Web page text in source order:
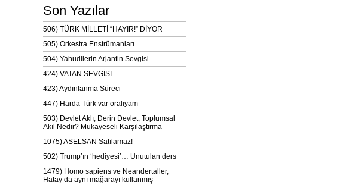
Son Yazılar
506) TÜRK MİLLETİ “HAYIR!” DİYOR
505) Orkestra Enstrümanları
504) Yahudilerin Arjantin Sevgisi
424) VATAN SEVGİSİ
423) Aydınlanma Süreci
447) Harda Türk var oralıyam
503) Devlet Aklı, Derin Devlet, Toplumsal
Akıl Nedir? Mukayeseli Karşılaştırma
1075) ASELSAN Satılamaz!
502) Trump’ın ‘hediyesi’… Unutulan ders
1479) Homo sapiens ve Neandertaller,
Hatay’da aynı mağarayı kullanmış